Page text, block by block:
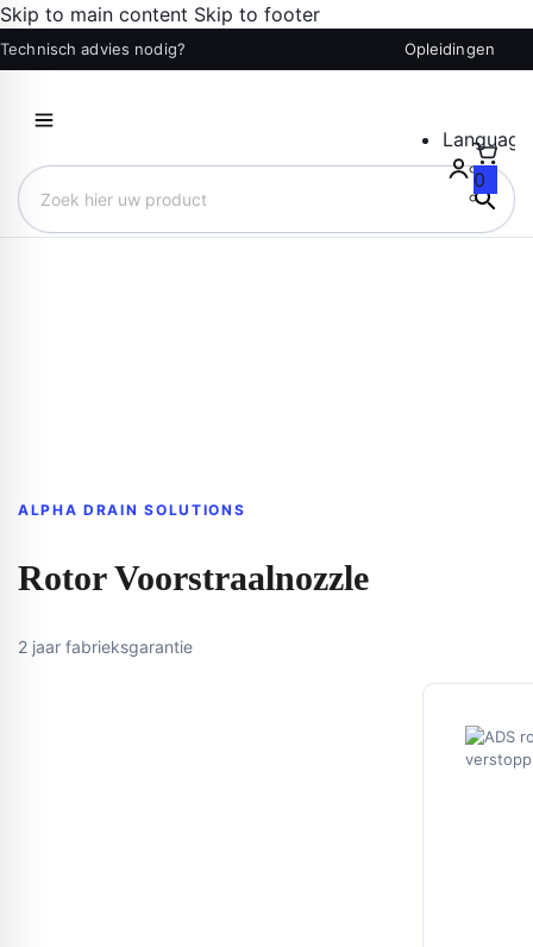
Skip to main content Skip to footer
Technisch advies nodig? Opleidingen
Zoek hier uw product
0
ALPHA DRAIN SOLUTIONS
Rotor Voorstraalnozzle
2 jaar fabrieksgarantie